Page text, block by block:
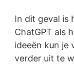
In dit geval is
ChatGPT als
ideeën kun je
verder uit te